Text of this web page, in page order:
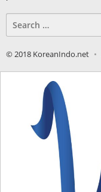
for:
© 2018 KoreanIndo.net